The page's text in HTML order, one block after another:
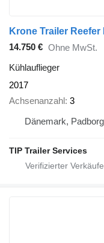
Krone Trailer
14.750 € Ohne MwSt.
Kühlauflieger
2017
Achsenanzahl 3
Dänemark, Padborg
TIP Trailer Services